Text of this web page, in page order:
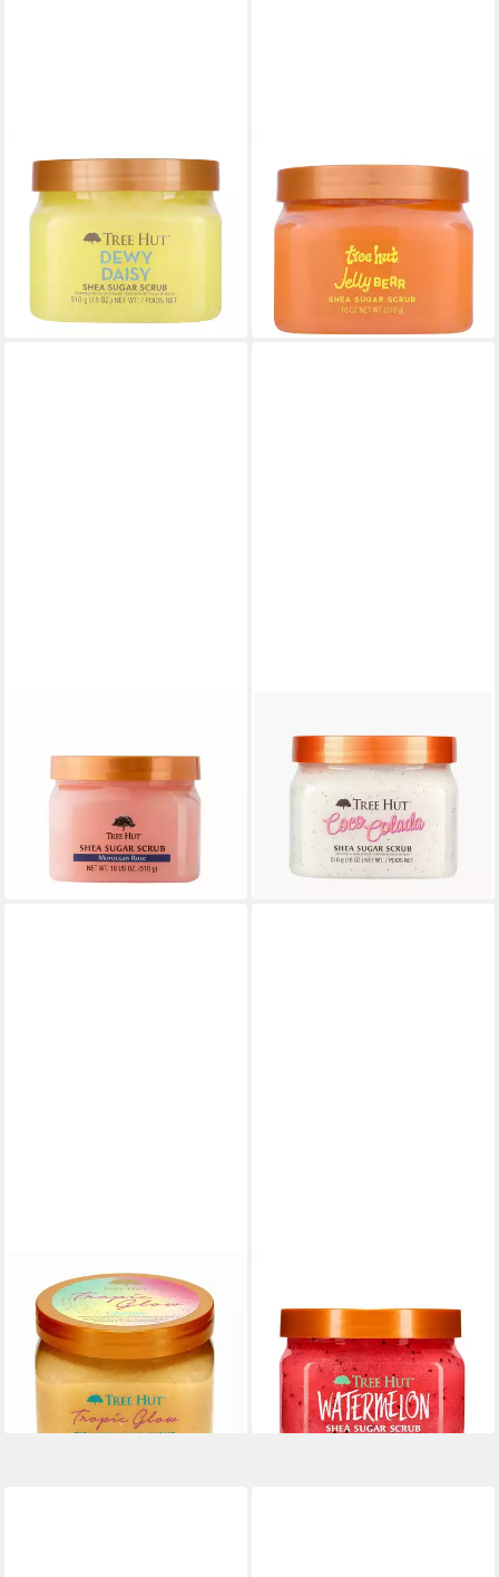
TREE HUT
Körperpflegemittel
Zuckerpeeling mit
Gänseblümchen mit Tau
(29,07 €/ 1 kg)
lieferbar - in 9-11 Werktagen bei
dir
Körperpflegemittel
Gummibärchen-Zuckerpeeling
(45,76 €/ 1 kg)
lieferbar - in 9-11 Werktagen bei
Shea Sugar Scrub Moroccan
Rose
(46,27 €/ 1 kg)
lieferbar - in 9-11 Werktagen bei
Gesichts-Reinigungsmilch
Coco Colada Shea Sugar
Scrub
(46,27 €/ 1 kg)
lieferbar - in 9-11 Werktagen bei
TREE HUT
Körperpeeling Tropic Glow
Firming Sugar Scrub
ab 24,04 €
(47,14 €/ 1 kg)
lieferbar - in 9-11 Werktagen bei
Shea Sugar Scrub
ab 23,68 €
(46,43 €/ 1 kg)
lieferbar - in 9-11 Werktagen bei